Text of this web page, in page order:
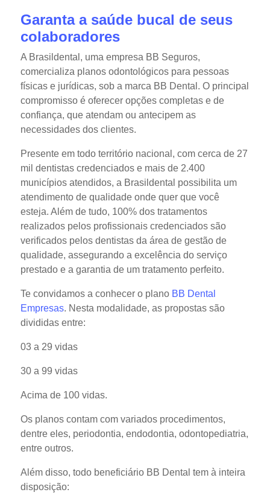
Garanta a saúde bucal de seus
colaboradores
A Brasildental, uma empresa BB Seguros,
comercializa planos odontológicos para pessoas
físicas e jurídicas, sob a marca BB Dental. O principal
compromisso é oferecer opções completas e de
confiança, que atendam ou antecipem as
necessidades dos clientes.
Presente em todo território nacional, com cerca de 27
mil dentistas credenciados e mais de 2.400
municípios atendidos, a Brasildental possibilita um
atendimento de qualidade onde quer que você
esteja. Além de tudo, 100% dos tratamentos
realizados pelos profissionais credenciados são
verificados pelos dentistas da área de gestão de
qualidade, assegurando a excelência do serviço
prestado e a garantia de um tratamento perfeito.
Te convidamos a conhecer o plano BB Dental
Empresas. Nesta modalidade, as propostas são
divididas entre:
03 a 29 vidas
30 a 99 vidas
Acima de 100 vidas.
Os planos contam com variados procedimentos,
dentre eles, periodontia, endodontia, odontopediatria,
entre outros.
Além disso, todo beneficiário BB Dental tem à inteira
disposição: